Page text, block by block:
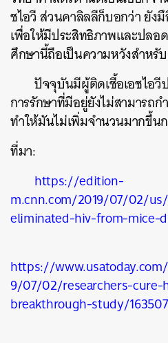
ชไอวีส่วนคาลิลลีก็บอกว่ายัง
เพื่อให้มีประสิทธิภาพและปลอ
ศึกษานี้ถือเป็นความหวังสำหรั
ปัจจุบันมีผู้ติดเชื้อเอชไอ
การรักษาที่มีอยู่ยังไม่สามารถ
ทำให้มันไม่เพิ่มจำนวนมากขึ้น
ที่มา:
https://edition-
m.cnn.com/2019/07/02/
eliminated-hiv-from-mice-
https://
9/07/02/researchers-
breakthrough-study/